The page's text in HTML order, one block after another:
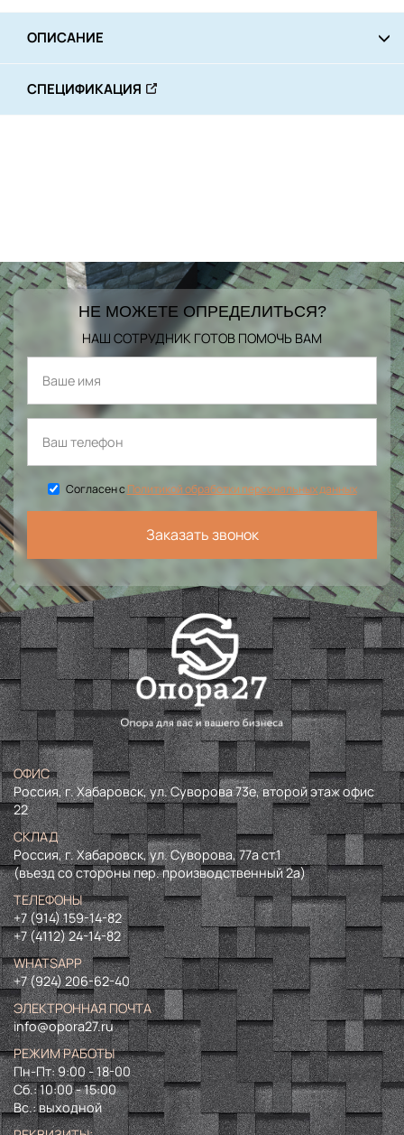
ОПИСАНИЕ
СПЕЦИФИКАЦИЯ
НЕ МОЖЕТЕ ОПРЕДЕЛИТЬСЯ?
НАШ СОТРУДНИК ГОТОВ ПОМОЧЬ ВАМ
Согласен сПолитикой обработки персональных данных
Заказать звонок
ОФИС
Россия, г. Хабаровск, ул. Суворова 73е, второй этаж офис
22
СКЛАД
Россия, г. Хабаровск, ул. Суворова, 77а ст.1
(въезд со стороны пер. производственный 2а)
ТЕЛЕФОНЫ
+7 (914) 159-14-82
+7 (4112) 24-14-82
WHATSAPP
+7 (924) 206-62-40
ЭЛЕКТРОННАЯ ПОЧТА
info@opora27.ru
РЕЖИМ РАБОТЫ
Пн-Пт: 9:00 - 18-00
Сб.: 10:00 - 15:00
Вс.: выходной